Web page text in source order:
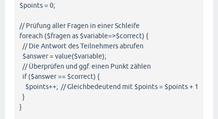
$points = 0;
// Prüfung aller Fragen in einer Schleife
foreach ($fragen as $variable=>$correct) {
// Die Antwort des Teilnehmers abrufen
$answer = value($variable);
// Überprüfen und ggf. einen Punkt zählen
if ($answer == $correct) {
$points++; // Gleichbedeutend mit $points = $points + 1
}
}